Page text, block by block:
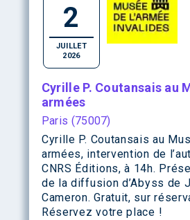
Cyrille P. Coutansais au
armées
Paris (75007)
Cyrille P. Coutansais au
armées, intervention de
CNRS Éditions, à 14h.
de la diffusion d’Abyss de
Cameron. Gratuit, sur
Réservez votre place !
2
JUILLET
2026